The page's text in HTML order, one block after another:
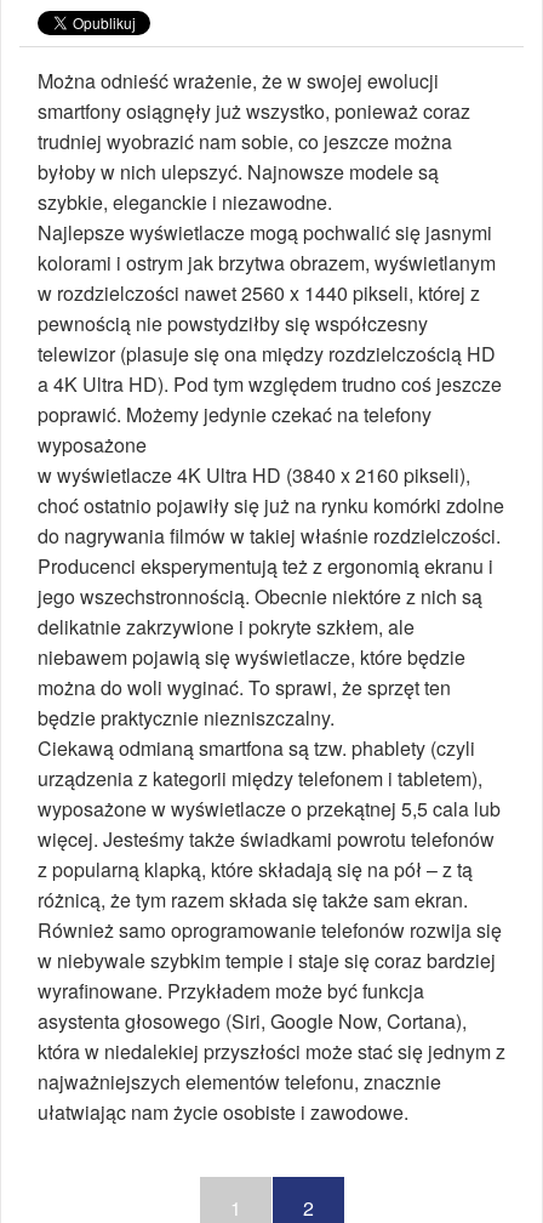
Można odnieść wrażenie, że w swojej ewolucji
smartfony osiągnęły już wszystko, ponieważ coraz
trudniej wyobrazić nam sobie, co jeszcze można
byłoby w nich ulepszyć. Najnowsze modele są
szybkie, eleganckie i niezawodne.
Najlepsze wyświetlacze mogą pochwalić się jasnymi
kolorami i ostrym jak brzytwa obrazem, wyświetlanym
w rozdzielczości nawet 2560 x 1440 pikseli, której z
pewnością nie powstydziłby się współczesny
telewizor (plasuje się ona między rozdzielczością HD
a 4K Ultra HD). Pod tym względem trudno coś jeszcze
poprawić. Możemy jedynie czekać na telefony
wyposażone
w wyświetlacze 4K Ultra HD (3840 x 2160 pikseli),
choć ostatnio pojawiły się już na rynku komórki zdolne
do nagrywania filmów w takiej właśnie rozdzielczości.
Producenci eksperymentują też z ergonomią ekranu i
jego wszechstronnością. Obecnie niektóre z nich są
delikatnie zakrzywione i pokryte szkłem, ale
niebawem pojawią się wyświetlacze, które będzie
można do woli wyginać. To sprawi, że sprzęt ten
będzie praktycznie niezniszczalny.
Ciekawą odmianą smartfona są tzw. phablety (czyli
urządzenia z kategorii między telefonem i tabletem),
wyposażone w wyświetlacze o przekątnej 5,5 cala lub
więcej. Jesteśmy także świadkami powrotu telefonów
z popularną klapką, które składają się na pół – z tą
różnicą, że tym razem składa się także sam ekran.
Również samo oprogramowanie telefonów rozwija się
w niebywale szybkim tempie i staje się coraz bardziej
wyrafinowane. Przykładem może być funkcja
asystenta głosowego (Siri, Google Now, Cortana),
która w niedalekiej przyszłości może stać się jednym z
najważniejszych elementów telefonu, znacznie
ułatwiając nam życie osobiste i zawodowe.
1 2